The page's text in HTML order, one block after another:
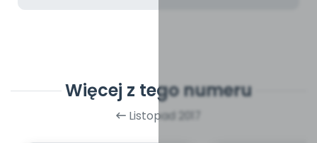
Więcej z tego numeru
Listopad 2017